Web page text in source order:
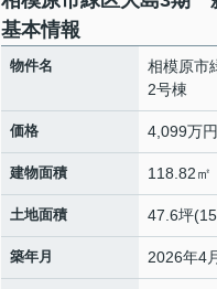
基本情報
物件名
相模原
2号棟
価格 4,099万円
建物面積 118.82㎡
土地面積 47.6坪
築年月 2026年4